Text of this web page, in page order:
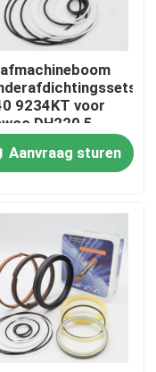
brekerverbinding
9234KT voor
DH220 5
Aanvraag sturen